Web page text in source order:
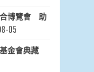
合博覽會 助
05
金會典藏